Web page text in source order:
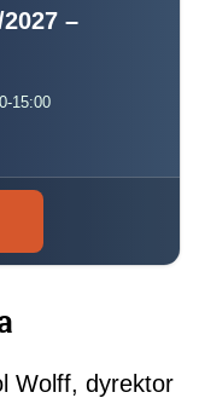
–
15:00
Wolff, dyrektor